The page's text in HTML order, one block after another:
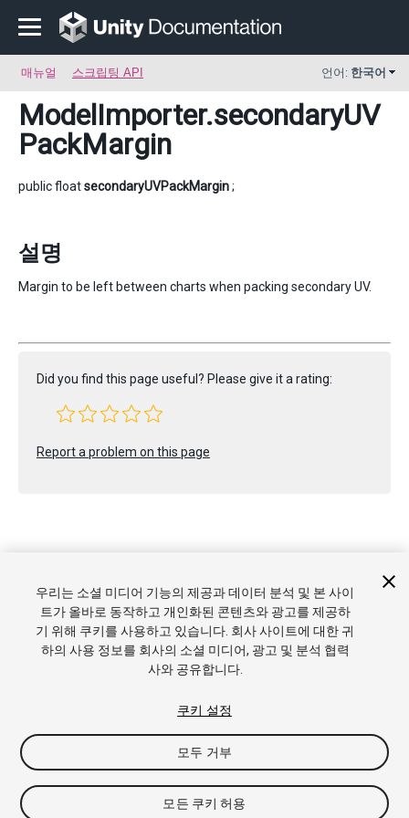
매뉴얼 스크립팅 API 언어: 한국어
ModelImporter.secondaryUV
PackMargin
public floatsecondaryUVPackMargin;
설명
Margin to be left between charts when packing secondary UV.
Did you find this page useful? Please give it a rating:
Report a problem on this page
Copyright © 2022 Unity Technologies. Publication 2023.1
튜토리얼
커뮤니티 답변 기술 자료 포럼 에셋 스토어
및 이용약관
법률정보 개인정보처리방침 쿠키
내 개인정보 판
매 금지
쿠키 기본 설정
우리는 소셜 미디어 기능의 제공과 데이터 분석 및 본 사이
트가 올바로 동작하고 개인화된 콘텐츠와 광고를 제공하
기 위해 쿠키를 사용하고 있습니다. 회사 사이트에 대한 귀
하의 사용 정보를 회사의 소셜 미디어, 광고 및 분석 협력
사와 공유합니다.
쿠키 설정
모두 거부
모든 쿠키 허용